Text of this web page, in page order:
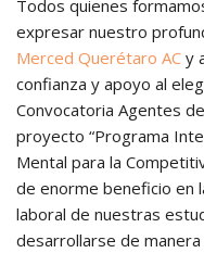
Todos quienes
expresar nuestro
Merced Querétaro AC y
confianza y apoyo al
Convocatoria Agentes
proyecto “Programa
Mental para la
de enorme beneficio en
laboral de nuestras
desarrollarse de